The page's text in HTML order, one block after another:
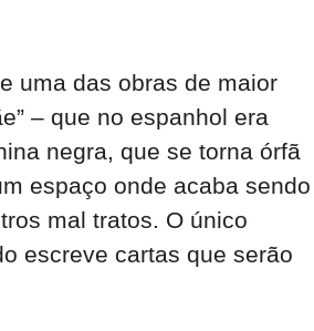
uma das obras de maior
– que no espanhol era
negra, que se torna órfã
espaço onde acaba sendo
mal tratos. O único
escreve cartas que serão